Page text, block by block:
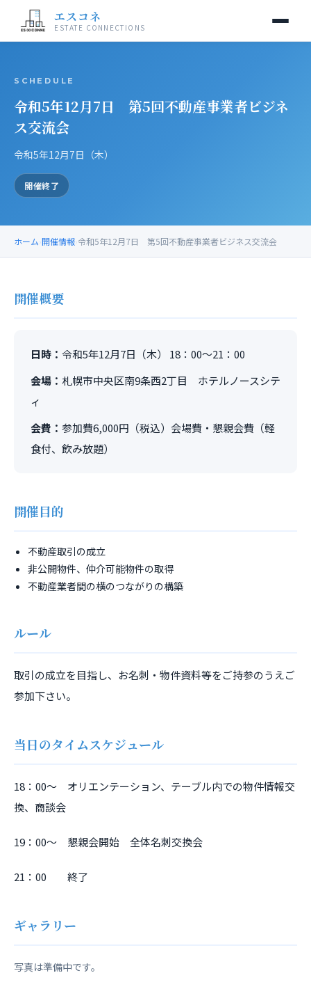
エスコネ
ESTATE CONNECTIONS
開催情報
運営事務局
SCHEDULE
令和5年12月7日 第5回不動産事業者ビジネ
ス交流会
令和5年12月7日（木）
開催終了
ホーム 開催情報 令和5年12月7日 第5回不動産事業者ビジネス交流会
開催概要
日時： 令和5年12月7日（木） 18：00～21：00
会場： 札幌市中央区南9条西2丁目 ホテルノースシテ
ィ
会費： 参加費6,000円（税込）会場費・懇親会費（軽
食付、飲み放題）
開催目的
不動産取引の成立
非公開物件、仲介可能物件の取得
不動産業者間の横のつながりの構築
ルール
取引の成立を目指し、お名刺・物件資料等をご持参のうえご
参加下さい。
当日のタイムスケジュール
18：00～ オリエンテーション、テーブル内での物件情報交
換、商談会
19：00～ 懇親会開始 全体名刺交換会
21：00 終了
ギャラリー
写真は準備中です。